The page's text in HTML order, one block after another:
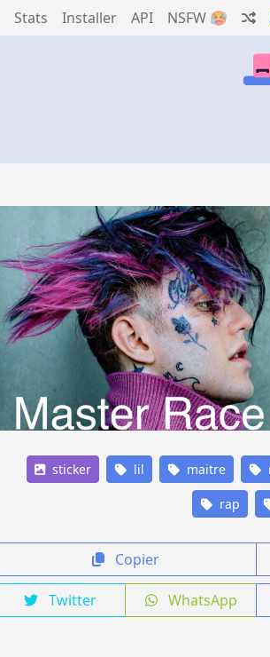
Stats Installer API NSFW 🥵
sticker lil maitre
rap
Copier
Twitter WhatsApp